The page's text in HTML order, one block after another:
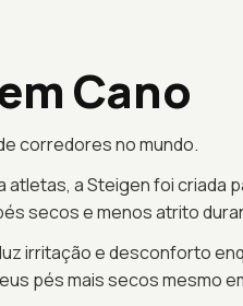
Cano
corredores no mundo.
atletas, a Steigen foi criada
secos e menos atrito
irritação e desconforto
pés mais secos mesmo